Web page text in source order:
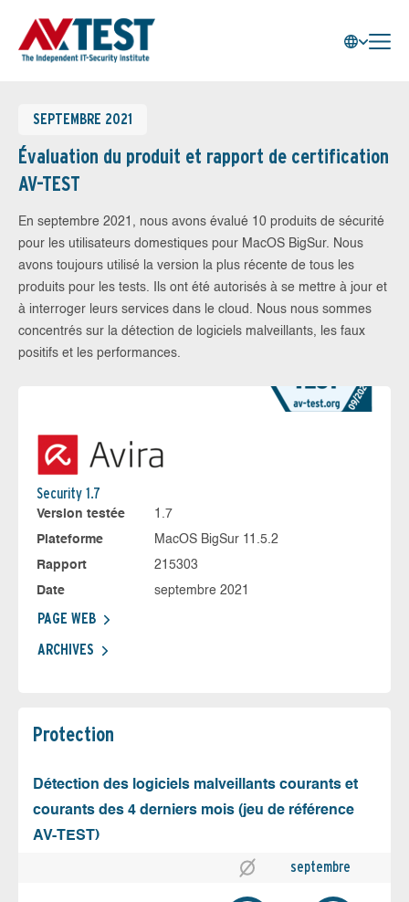
SEPTEMBRE 2021
Évaluation du produit et rapport de certification
AV-TEST
En septembre 2021, nous avons évalué 10 produits de sécurité
pour les utilisateurs domestiques pour MacOS BigSur. Nous
avons toujours utilisé la version la plus récente de tous les
produits pour les tests. Ils ont été autorisés à se mettre à jour et
à interroger leurs services dans le cloud. Nous nous sommes
concentrés sur la détection de logiciels malveillants, les faux
positifs et les performances.
Security 1.7
Version testée
1.7
Plateforme
MacOS BigSur 11.5.2
Rapport
215303
Date
septembre 2021
PAGE WEB
ARCHIVES
Protection
Détection des logiciels malveillants courants et
courants des 4 derniers mois (jeu de référence
AV-TEST)
septembre